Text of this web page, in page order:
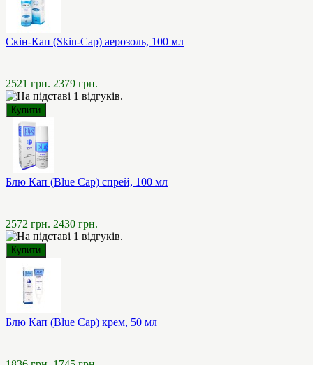
Скін-Кап (Skin-Cap) аерозоль, 100 мл
2521 грн. 2379 грн.
Блю Кап (Blue Cap) спрей, 100 мл
2572 грн. 2430 грн.
Блю Кап (Blue Cap) крем, 50 мл